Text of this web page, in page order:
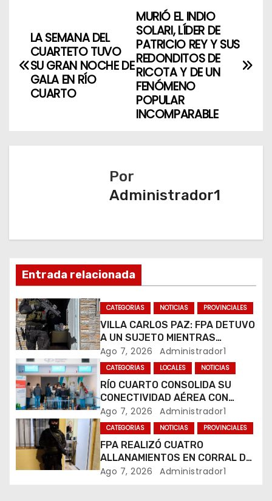
v
a
d
e
e
n
t
r
a
d
MURIÓ EL INDIO
SOLARI, LÍDER DE
PATRICIO REY Y SUS
REDONDITOS DE
RICOTA Y DE UN
FENÓMENO
POPULAR
INCOMPARABLE
LA SEMANA DEL
CUARTETO TUVO
SU GRAN NOCHE DE
GALA EN RÍO
CUARTO
Por
Administrador1
Entrada relacionada
CATEGORIAS NOTICIAS PROVINCIALES
VILLA CARLOS PAZ: FPA DETUVO
A UN SUJETO MIENTRAS
COMERCIALIZABA COCAÍNA Y
MARIHUANA EN UNA PLAZA
Ago 7, 2026 Administrador1
CATEGORIAS LOCALES NOTICIAS
RÍO CUARTO CONSOLIDA SU
CONECTIVIDAD AÉREA CON
CUATRO VUELOS SEMANALES A
BUENOS AIRES
Ago 7, 2026 Administrador1
CATEGORIAS NOTICIAS PROVINCIALES
FPA REALIZÓ CUATRO
ALLANAMIENTOS EN CORRAL DE
BUSTOS-IFFLINGER
Ago 7, 2026 Administrador1